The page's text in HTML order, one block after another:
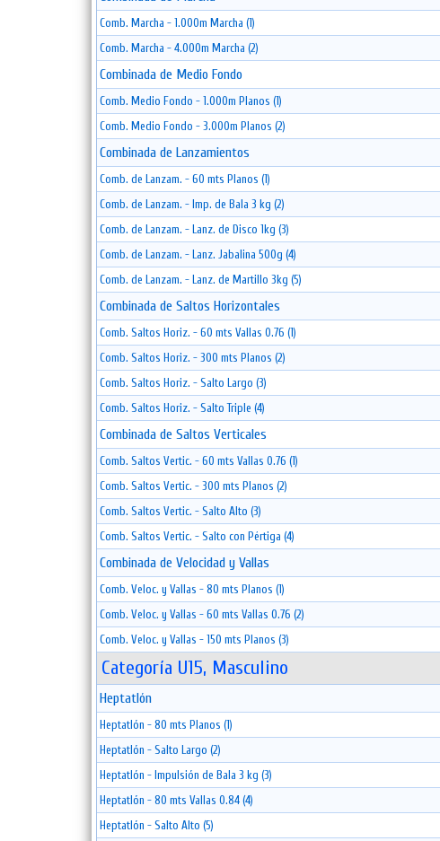
Comb. Marcha - 1.000m Marcha (1)
Comb. Marcha - 4.000m Marcha (2)
Combinada de Medio Fondo
Comb. Medio Fondo - 1.000m Planos (1)
Comb. Medio Fondo - 3.000m Planos (2)
Combinada de Lanzamientos
Comb. de Lanzam. - 60 mts Planos (1)
Comb. de Lanzam. - Imp. de Bala 3 kg (2)
Comb. de Lanzam. - Lanz. de Disco 1kg (3)
Comb. de Lanzam. - Lanz. Jabalina 500g (4)
Comb. de Lanzam. - Lanz. de Martillo 3kg (5)
Combinada de Saltos Horizontales
Comb. Saltos Horiz. - 60 mts Vallas 0.76 (1)
Comb. Saltos Horiz. - 300 mts Planos (2)
Comb. Saltos Horiz. - Salto Largo (3)
Comb. Saltos Horiz. - Salto Triple (4)
Combinada de Saltos Verticales
Comb. Saltos Vertic. - 60 mts Vallas 0.76 (1)
Comb. Saltos Vertic. - 300 mts Planos (2)
Comb. Saltos Vertic. - Salto Alto (3)
Comb. Saltos Vertic. - Salto con Pértiga (4)
Combinada de Velocidad y Vallas
Comb. Veloc. y Vallas - 80 mts Planos (1)
Comb. Veloc. y Vallas - 60 mts Vallas 0.76 (2)
Comb. Veloc. y Vallas - 150 mts Planos (3)
Categoría U15, Masculino
Heptatlón
Heptatlón - 80 mts Planos (1)
Heptatlón - Salto Largo (2)
Heptatlón - Impulsión de Bala 3 kg (3)
Heptatlón - 80 mts Vallas 0.84 (4)
Heptatlón - Salto Alto (5)